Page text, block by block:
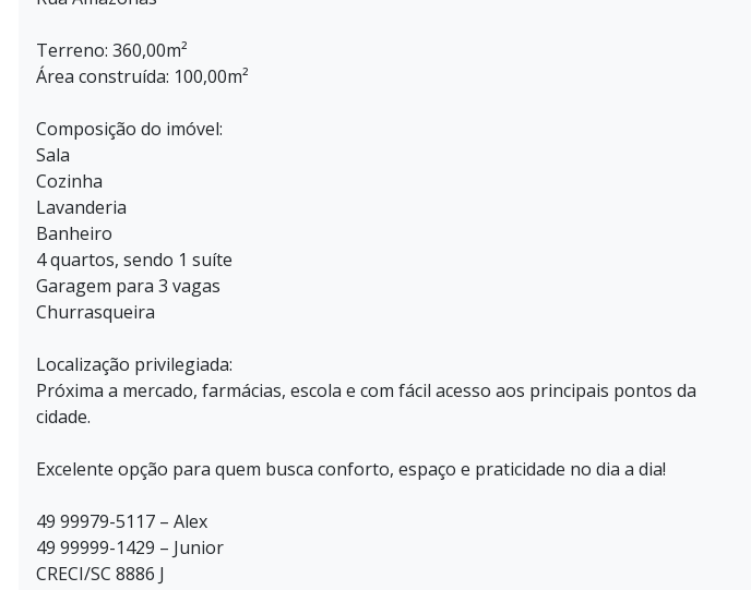
Terreno: 360,00m²
Área construída: 100,00m²
Composição do imóvel:
Sala
Cozinha
Lavanderia
Banheiro
4 quartos, sendo 1 suíte
Garagem para 3 vagas
Churrasqueira
Localização privilegiada:
Próxima a mercado, farmácias, escola e com fácil acesso aos principais pontos da
cidade.
Excelente opção para quem busca conforto, espaço e praticidade no dia a dia!
49 99979-5117 – Alex
49 99999-1429 – Junior
CRECI/SC 8886 J